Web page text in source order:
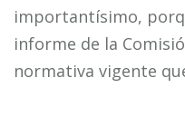
importantísimo,
informe de la
normativa vigente